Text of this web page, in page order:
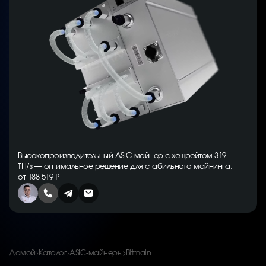
Высокопроизводительный ASIC-майнер с хешрейтом 319
TH/s — оптимальное решение для стабильного майнинга.
от 188 519 ₽
Домой Каталог ASIC-майнеры Bitmain